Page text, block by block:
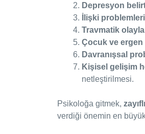
Depresyon
İlişki problemleri
Travmatik
Çocuk ve ergen
Davranışsal
Kişisel gelişim
netleştirilmesi.
Psikoloğa gitmek,
verdiği önemin en